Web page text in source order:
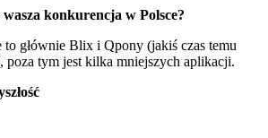
konkurencja w Polsce?
głównie Blix i Qpony (jakiś czas temu
poza tym jest kilka mniejszych aplikacji.